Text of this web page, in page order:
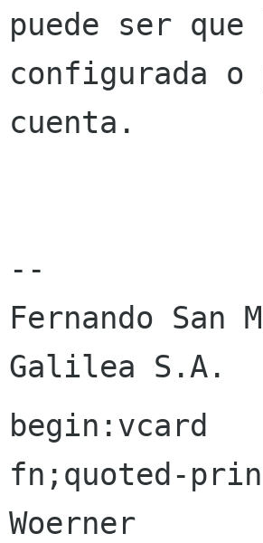
puede ser
configurada
cuenta.
--
Fernando San
begin:vcard
fn;quoted-
Woerner